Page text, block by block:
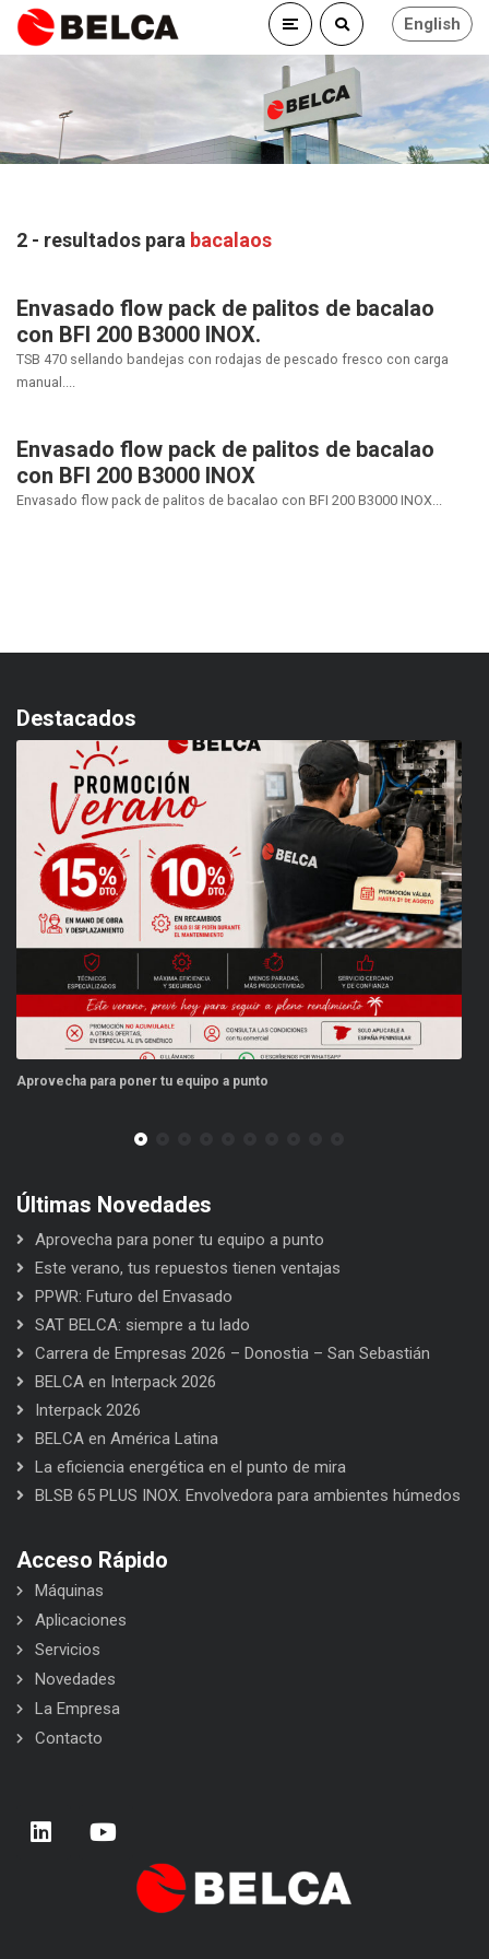
English
2 - resultados para bacalaos
Envasado flow pack de palitos de bacalao
con BFI 200 B3000 INOX.
TSB 470 sellando bandejas con rodajas de pescado fresco con carga
manual....
Envasado flow pack de palitos de bacalao
con BFI 200 B3000 INOX
Envasado flow pack de palitos de bacalao con BFI 200 B3000 INOX...
Destacados
Aprovecha para poner tu equipo a punto
Últimas Novedades
Aprovecha para poner tu equipo a punto
Este verano, tus repuestos tienen ventajas
PPWR: Futuro del Envasado
SAT BELCA: siempre a tu lado
Carrera de Empresas 2026 – Donostia – San Sebastián
BELCA en Interpack 2026
Interpack 2026
BELCA en América Latina
La eficiencia energética en el punto de mira
BLSB 65 PLUS INOX. Envolvedora para ambientes húmedos
Acceso Rápido
Máquinas
Aplicaciones
Servicios
Novedades
La Empresa
Contacto